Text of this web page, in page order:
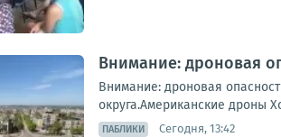
Внимание: дроновая
Внимание: дроновая
округа.Американские дроны
ПАБЛИКИ Сегодня, 13:42